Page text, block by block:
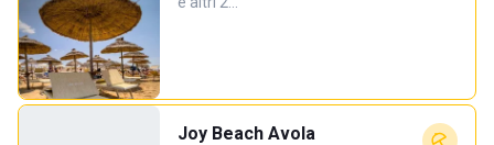
Joy Beach Avola